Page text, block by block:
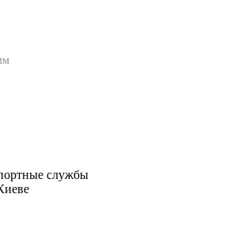
службы